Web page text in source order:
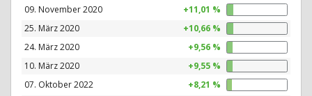
09. November 2020
+11,01 %
25. März 2020
+10,66 %
24. März 2020
+9,56 %
10. März 2020
+9,55 %
07. Oktober 2022
+8,21 %